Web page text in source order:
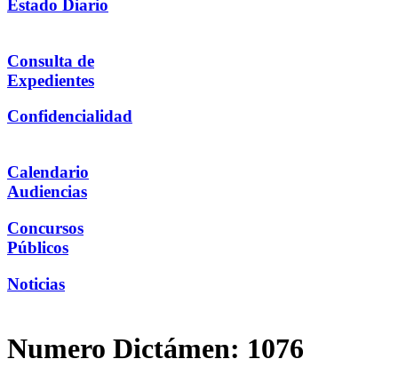
Estado Diario
Consulta de
Expedientes
Confidencialidad
Calendario
Audiencias
Concursos
Públicos
Noticias
Numero Dictámen: 1076